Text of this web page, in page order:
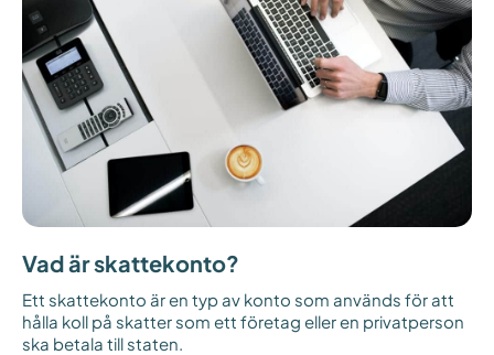
Vad är skattekonto?
Ett skattekonto är en typ av konto som används för att
hålla koll på skatter som ett företag eller en privatperson
ska betala till staten.